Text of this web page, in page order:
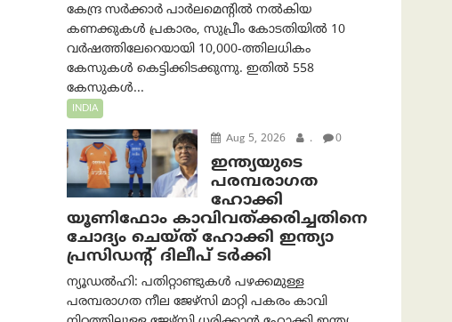
കേന്ദ്ര സർക്കാർ പാർലമെന്റിൽ നൽകിയ
കണക്കുകൾ പ്രകാരം, സുപ്രീം കോടതിയിൽ 10
വർഷത്തിലേറെയായി 10,000-ത്തിലധികം
കേസുകൾ കെട്ടിക്കിടക്കുന്നു. ഇതിൽ 558
കേസുകൾ...
INDIA
Aug 5, 2026 . 0
ഇന്ത്യയുടെ
പരമ്പരാഗത
ഹോക്കി
യൂണിഫോം കാവിവത്ക്കരിച്ചതിനെ
ചോദ്യം ചെയ്ത് ഹോക്കി ഇന്ത്യാ
പ്രസിഡന്റ് ദിലീപ് ടര്‍ക്കി
ന്യൂഡൽഹി: പതിറ്റാണ്ടുകൾ പഴക്കമുള്ള
പരമ്പരാഗത നീല ജേഴ്‌സി മാറ്റി പകരം കാവി